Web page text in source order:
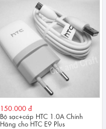
150.000 đ
Bộ sạc+cáp HTC 1.0A Chính
Hãng cho HTC E9 Plus